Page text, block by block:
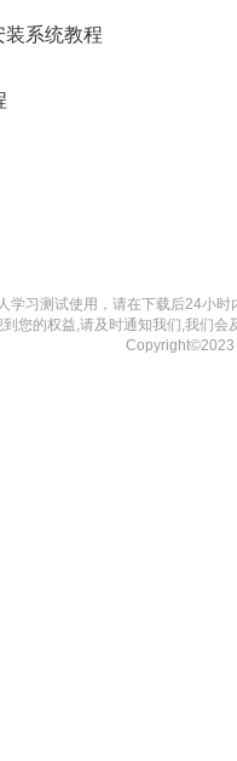
装系统教程
学习测试使用，请在下载后24小
到您的权益,请及时通知我们,我们
Copyright©2023